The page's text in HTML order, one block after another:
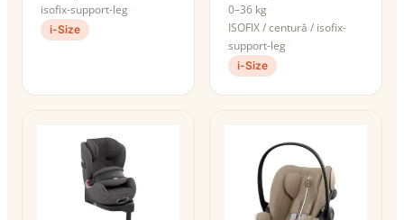
isofix-support-leg
i-Size
0–36 kg
ISOFIX / centură / isofix-
support-leg
i-Size